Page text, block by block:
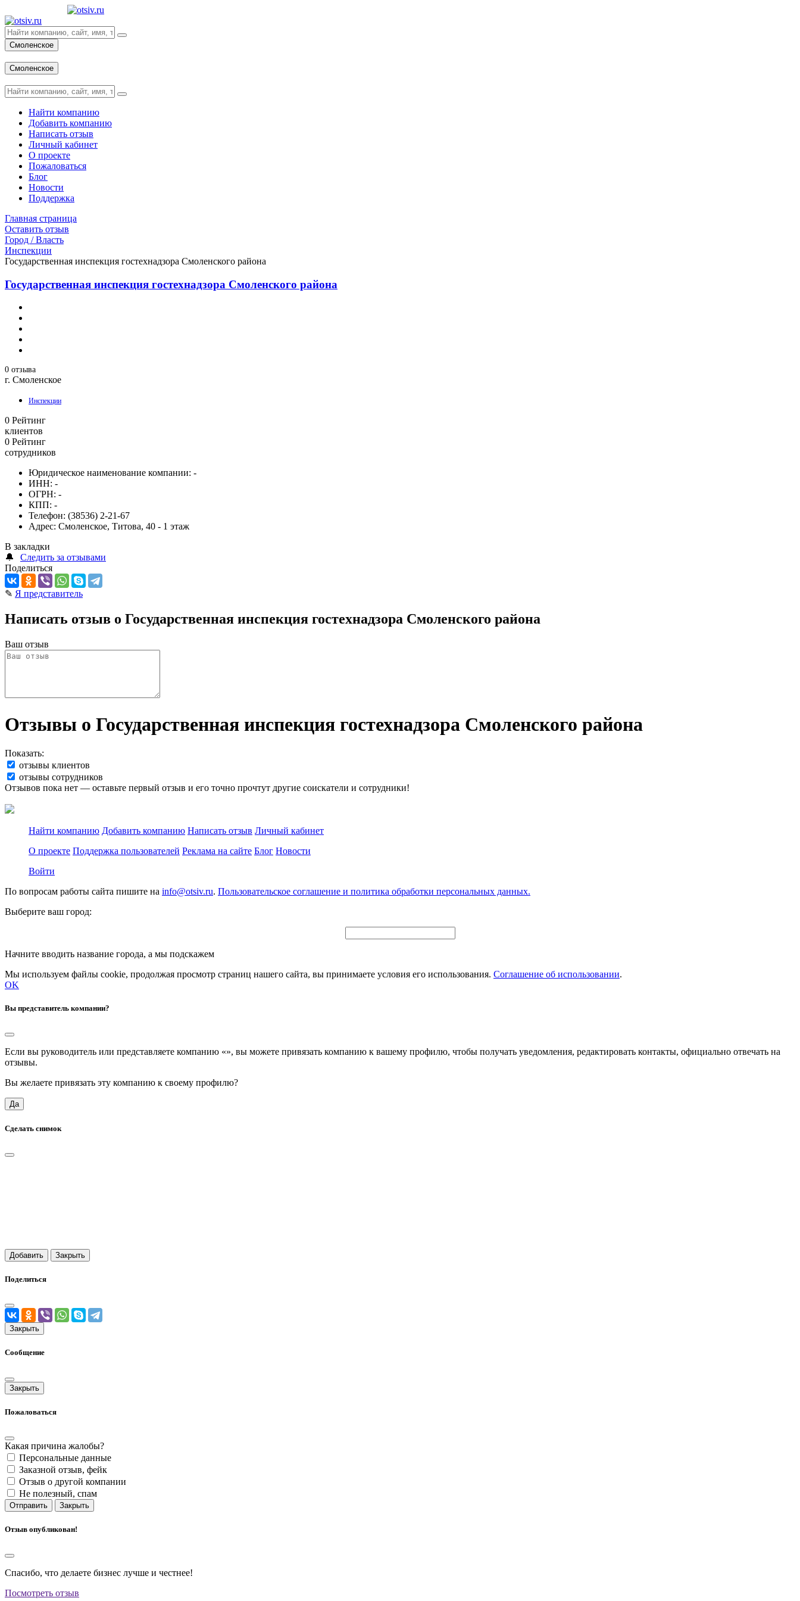
Смоленское
Смоленское
Найти компанию
Добавить компанию
Написать отзыв
Личный кабинет
О проекте
Пожаловаться
Блог
Новости
Поддержка
Главная страница
Оставить отзыв
Город / Власть
Инспекции
Государственная инспекция гостехнадзора Смоленского района
Государственная инспекция гостехнадзора Смоленского района
0 отзыва
г. Смоленское
Инспекции
0 Рейтинг
клиентов
0 Рейтинг
сотрудников
Юридическое наименование компании: -
ИНН: -
ОГРН: -
КПП: -
Телефон: (38536) 2-21-67
Адрес: Смоленское, Титова, 40 - 1 этаж
В закладки
🔔
Следить за отзывами
Поделиться
✎ Я представитель
Написать отзыв о Государственная инспекция гостехнадзора Смоленского района
Ваш отзыв
Отзывы о Государственная инспекция гостехнадзора Смоленского района
Показать:
отзывы клиентов
отзывы сотрудников
Отзывов пока нет — оставьте первый отзыв и его точно прочтут другие соискатели и сотрудники!
Найти компанию Добавить компанию Написать отзыв Личный кабинет
О проекте Поддержка пользователей Реклама на сайте Блог Новости
Войти
По вопросам работы сайта пишите на info@otsiv.ru. Пользовательское соглашение и политика обработки персональных данных.
Выберите ваш город:
Начните вводить название города, а мы подскажем
Мы используем файлы cookie, продолжая просмотр страниц нашего сайта, вы принимаете условия его использования. Соглашение об использовании.
OK
Вы представитель компании?
Если вы руководитель или представляете компанию «», вы можете привязать компанию к вашему профилю, чтобы получать уведомления, редактировать контакты, официально отвечать на
отзывы.
Вы желаете привязать эту компанию к своему профилю?
Да
Сделать снимок
Добавить Закрыть
Поделиться
Закрыть
Сообщение
Закрыть
Пожаловаться
Какая причина жалобы?
Персональные данные
Заказной отзыв, фейк
Отзыв о другой компании
Не полезный, спам
Отправить Закрыть
Отзыв опубликован!
Спасибо, что делаете бизнес лучше и честнее!
Посмотреть отзыв